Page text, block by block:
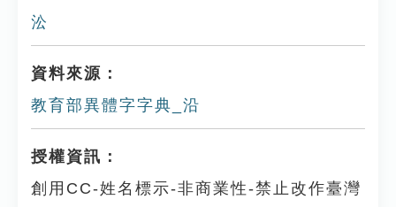
㳂
資料來源：
教育部異體字字典_沿
授權資訊：
創用CC-姓名標示-非商業性-禁止改作臺灣